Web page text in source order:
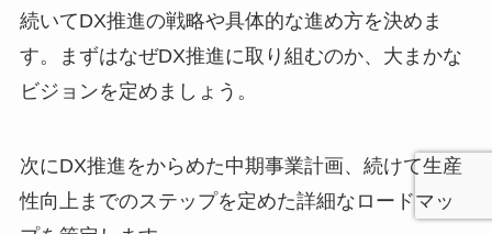
続いてDX推進の戦略や具体的な進め方を決めま
す。まずはなぜDX推進に取り組むのか、大まかな
ビジョンを定めましょう。
次にDX推進をからめた中期事業計画、続けて生産
性向上までのステップを定めた詳細なロードマッ